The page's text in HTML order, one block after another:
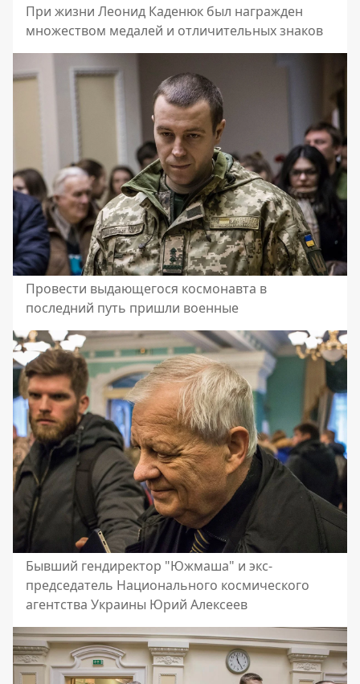
При жизни Леонид Каденюк был награжден
множеством медалей и отличительных знаков
Провести выдающегося космонавта в
последний путь пришли военные
Бывший гендиректор "Южмаша" и экс-
председатель Национального космического
агентства Украины Юрий Алексеев